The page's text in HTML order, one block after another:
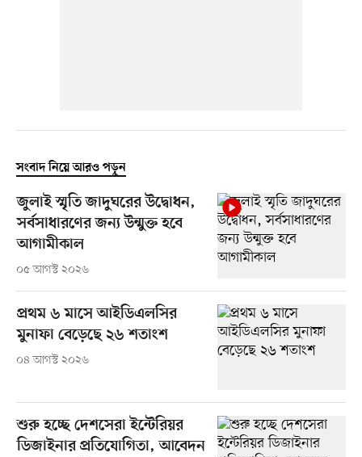
সংবাদ নিয়ে আরও পড়ুন
জুলাই স্মৃতি জাদুঘরের উদ্বোধন,
সর্বসাধারণের জন্য উন্মুক্ত হবে
আগামীকাল
০৫ আগস্ট ২০২৬
প্রথম ৬ মাসে আইডিএলসির
মুনাফা বেড়েছে ২৬ শতাংশ
০৪ আগস্ট ২০২৬
শুরু হচ্ছে দেশসেরা ইন্টেরিয়র
ডিজাইনার প্রতিযোগিতা, আবেদন